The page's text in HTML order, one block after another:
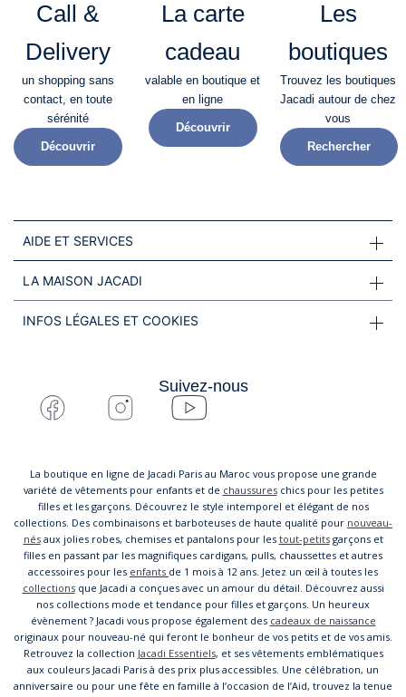
Call &
Delivery
un shopping sans
contact, en toute
sérénité​
Découvrir
La carte
cadeau
valable en boutique et
en ligne
Découvrir
Les
boutiques
Trouvez les boutiques
Jacadi autour de chez
vous
Rechercher
AIDE ET SERVICES
LA MAISON JACADI
INFOS LÉGALES ET COOKIES
Suivez-nous
La boutique en ligne de Jacadi Paris au Maroc vous propose une grande
variété de vêtements pour enfants et de chaussureschics pour les petites
filles et les garçons. Découvrez le style intemporel et élégant de nos
collections. Des combinaisons et barboteuses de haute qualité pour nouveau-
nésaux jolies robes, chemises et pantalons pour les tout-petitsgarçons et
filles en passant par les magnifiques cardigans, pulls, chaussettes et autres
accessoires pour les enfants de 1 mois à 12 ans. Jetez un œil à toutes les
collectionsque Jacadi a conçues avec un amour du détail. Découvrez aussi
nos collections mode et tendance pour filles et garçons. Un heureux
évènement ? Jacadi vous propose également des cadeaux de naissance
originaux pour nouveau-né qui feront le bonheur de vos petits et de vos amis.
Retrouvez la collection Jacadi Essentiels, et ses vêtements emblématiques
aux couleurs Jacadi Paris à des prix plus accessibles. Une célébration, un
anniversaire ou pour une fête en famille à l’occasion de l’Aid, trouvez la tenue